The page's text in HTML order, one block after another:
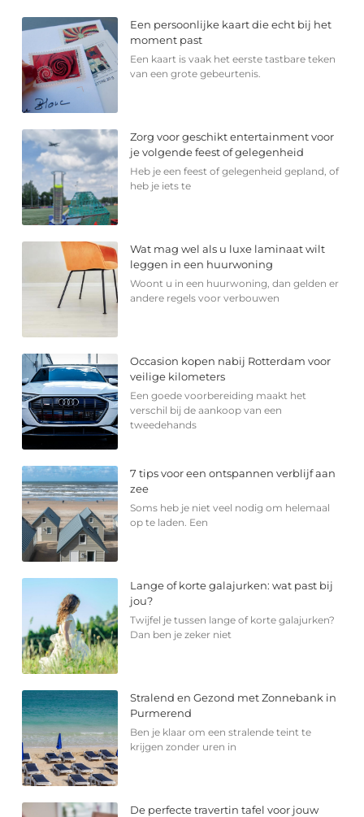
Een persoonlijke kaart die echt bij het
moment past
Een kaart is vaak het eerste tastbare teken
van een grote gebeurtenis.
Zorg voor geschikt entertainment voor
je volgende feest of gelegenheid
Heb je een feest of gelegenheid gepland, of
heb je iets te
Wat mag wel als u luxe laminaat wilt
leggen in een huurwoning
Woont u in een huurwoning, dan gelden er
andere regels voor verbouwen
Occasion kopen nabij Rotterdam voor
veilige kilometers
Een goede voorbereiding maakt het
verschil bij de aankoop van een
tweedehands
7 tips voor een ontspannen verblijf aan
zee
Soms heb je niet veel nodig om helemaal
op te laden. Een
Lange of korte galajurken: wat past bij
jou?
Twijfel je tussen lange of korte galajurken?
Dan ben je zeker niet
Stralend en Gezond met Zonnebank in
Purmerend
Ben je klaar om een stralende teint te
krijgen zonder uren in
De perfecte travertin tafel voor jouw